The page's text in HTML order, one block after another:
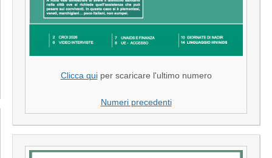
Clicca quiper scaricare l'ultimo numero
Numeri precedenti